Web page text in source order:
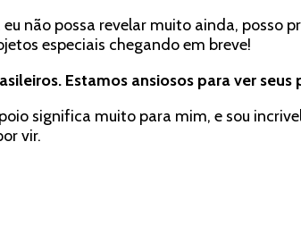
não possa revelar muito ainda, posso
especiais chegando em breve!
Estamos ansiosos para ver seus
significa muito para mim, e sou
vir.